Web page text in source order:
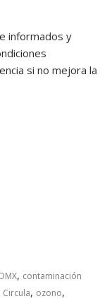
informados y
si no mejora la
, contaminación
Circula, ozono,